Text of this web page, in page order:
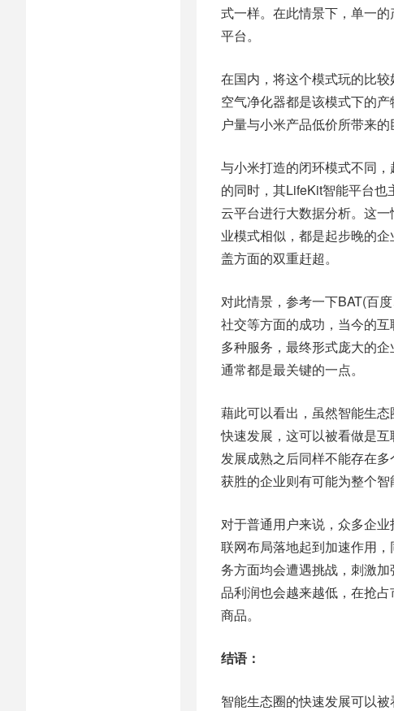
式一样。在此情景下，单一
平台。
在国内，将这个模式玩的比
空气净化器都是该模式下的
户量与小米产品低价所带来
与小米打造的闭环模式不同
的同时，其LifeKit智能平台也
云平台进行大数据分析。这
业模式相似，都是起步晚的
盖方面的双重赶超。
对此情景，参考一下BAT(百
社交等方面的成功，当今的
多种服务，最终形式庞大的
通常都是最关键的一点。
藉此可以看出，虽然智能生
快速发展，这可以被看做是
发展成熟之后同样不能存在
获胜的企业则有可能为整个智
对于普通用户来说，众多企
联网布局落地起到加速作用
务方面均会遭遇挑战，刺激
品利润也会越来越低，在抢
商品。
结语：
智能生态圈的快速发展可以